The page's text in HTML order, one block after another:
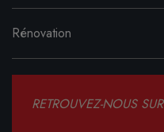
Rénovation
RETROUVEZ-NOUS SUR